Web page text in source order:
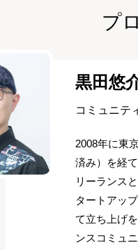
プ
黒田悠
コミュニテ
2008年に東
済み）を経
リーランス
タートアッ
て立ち上げ
ンスコミュ